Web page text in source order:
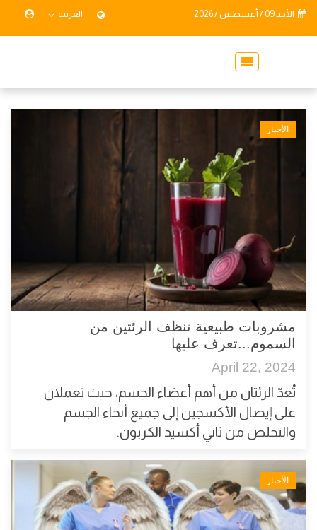
الأحد 09 / أغسطس / 2026 العربية
الأخبار
مشروبات طبيعية تنظف الرئتين من
السموم...تعرف عليها
April 22, 2024
تُعدّ الرئتان من أهم أعضاء الجسم، حيث تعملان
على إيصال الأكسجين إلى جميع أنحاء الجسم
والتخلص من ثاني أكسيد الكربون.
الأخبار